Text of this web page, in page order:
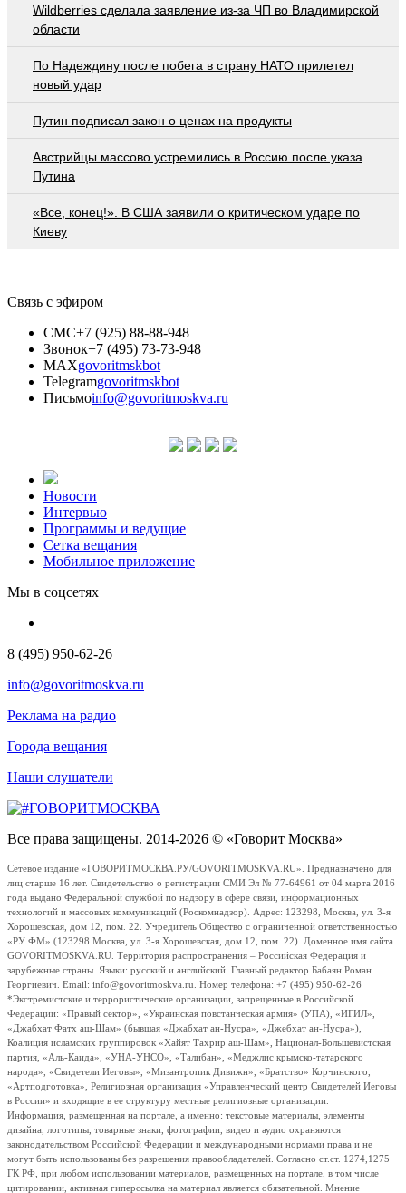
Wildberries cделала заявление из-за ЧП во Владимирской
области
По Надеждину после побега в страну НАТО прилетел
новый удар
Путин подписал закон о ценах на продукты
Австрийцы массово устремились в Россию после указа
Путина
«Все, конец!». В США заявили о критическом ударе по
Киеву
Связь с эфиром
СМС+7 (925) 88-88-948
Звонок+7 (495) 73-73-948
MAXgovoritmskbot
Telegramgovoritmskbot
Письмоinfo@govoritmoskva.ru
Новости
Интервью
Программы и ведущие
Сетка вещания
Мобильное приложение
Мы в соцсетях
8 (495) 950-62-26
info@govoritmoskva.ru
Реклама на радио
Города вещания
Наши слушатели
Все права защищены. 2014-2026 © «Говорит Москва»
Сетевое издание «ГОВОРИТМОСКВА.РУ/GOVORITMOSKVA.RU». Предназначено для
лиц старше 16 лет. Свидетельство о регистрации СМИ Эл № 77-64961 от 04 марта 2016
года выдано Федеральной службой по надзору в сфере связи, информационных
технологий и массовых коммуникаций (Роскомнадзор). Адрес: 123298, Москва, ул. 3-я
Хорошевская, дом 12, пом. 22. Учредитель Общество с ограниченной ответственностью
«РУ ФМ» (123298 Москва, ул. 3-я Хорошевская, дом 12, пом. 22). Доменное имя сайта
GOVORITMOSKVA.RU. Территория распространения – Российская Федерация и
зарубежные страны. Языки: русский и английский. Главный редактор Бабаян Роман
Георгиевич. Email: info@govoritmoskva.ru. Номер телефона: +7 (495) 950-62-26
*Экстремистские и террористические организации, запрещенные в Российской
Федерации: «Правый сектор», «Украинская повстанческая армия» (УПА), «ИГИЛ»,
«Джабхат Фатх аш-Шам» (бывшая «Джабхат ан-Нусра», «Джебхат ан-Нусра»),
Коалиция исламских группировок «Хайят Тахрир аш-Шам», Национал-Большевистская
партия, «Аль-Каида», «УНА-УНСО», «Талибан», «Меджлис крымско-татарского
народа», «Свидетели Иеговы», «Мизантропик Дивижн», «Братство» Корчинского,
«Артподготовка», Религиозная организация «Управленческий центр Свидетелей Иеговы
в России» и входящие в ее структуру местные религиозные организации.
Информация, размещенная на портале, а именно: текстовые материалы, элементы
дизайна, логотипы, товарные знаки, фотографии, видео и аудио охраняются
законодательством Российской Федерации и международными нормами права и не
могут быть использованы без разрешения правообладателей. Согласно ст.ст. 1274,1275
ГК РФ, при любом использовании материалов, размещенных на портале, в том числе
цитировании, активная гиперссылка на материал является обязательной. Мнение